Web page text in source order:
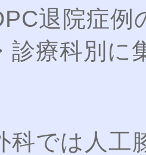
退院症
診療科別に
科では人工